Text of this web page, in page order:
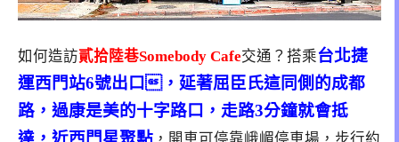
如何造訪貳拾陸巷Somebody Cafe交通？搭乘台北捷
運西門站6號出口，延著屈臣氏這同側的成都
路，過康是美的十字路口，走路3分鐘就會抵
達，近西門星聚點